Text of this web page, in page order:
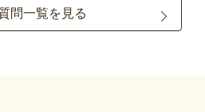
問一覧を見る